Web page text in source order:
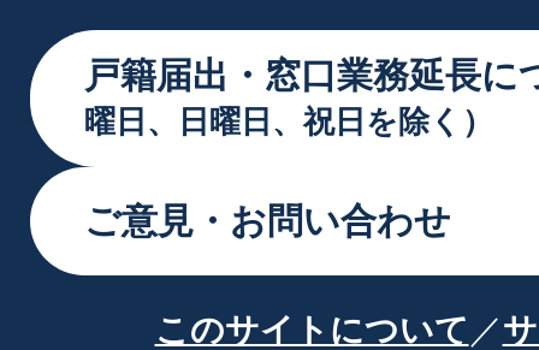
戸籍届出・窓口業務延長に
曜日、日曜日、祝日を除く）
ご意見・お問い合わせ
このサイトについて